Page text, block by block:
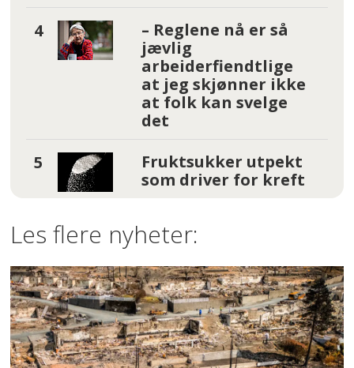
– Reglene nå er så
jævlig
arbeiderfiendtlige
at jeg skjønner ikke
at folk kan svelge
det
Fruktsukker utpekt
som driver for kreft
Les flere nyheter: